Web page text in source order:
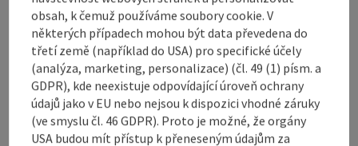
Označit příspěvek: Landhotel Gressenbauer
Landhotel Gressenbauer
Hinterstoder
Hostinec, Restaurace
Gressenbauer" Hotel a restaurace plná útulnosti, tepla a
obsah, k čemuž používáme soubory cookie. V
některých případech mohou být data převedena do
třetí země (například do USA) pro specifické účely
(analýza, marketing, personalizace) (čl. 49 (1) písm. a
GDPR), kde neexistuje odpovídající úroveň ochrany
údajů jako v EU nebo nejsou k dispozici vhodné záruky
(ve smyslu čl. 46 GDPR). Proto je možné, že orgány
USA budou mít přístup k přeneseným údajům za